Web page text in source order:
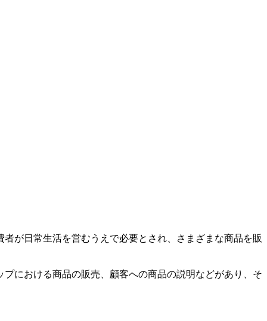
が日常生活を営むうえで必要とされ、さまざまな商品を販
における商品の販売、顧客への商品の説明などがあり、そ